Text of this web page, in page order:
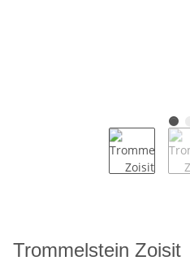
Trommelstein Zoisit